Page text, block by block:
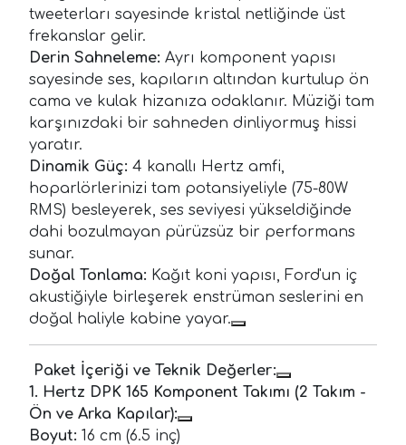
tweeterları sayesinde kristal netliğinde üst
frekanslar gelir.
Derin Sahneleme: Ayrı komponent yapısı
sayesinde ses, kapıların altından kurtulup ön
cama ve kulak hizanıza odaklanır. Müziği tam
karşınızdaki bir sahneden dinliyormuş hissi
yaratır.
Dinamik Güç: 4 kanallı Hertz amfi,
hoparlörlerinizi tam potansiyeliyle (75-80W
RMS) besleyerek, ses seviyesi yükseldiğinde
dahi bozulmayan pürüzsüz bir performans
sunar.
Doğal Tonlama: Kağıt koni yapısı, Ford'un iç
akustiğiyle birleşerek enstrüman seslerini en
doğal haliyle kabine yayar.
Paket İçeriği ve Teknik Değerler:
1. Hertz DPK 165 Komponent Takımı (2 Takım -
Ön ve Arka Kapılar):
Boyut: 16 cm (6.5 inç)